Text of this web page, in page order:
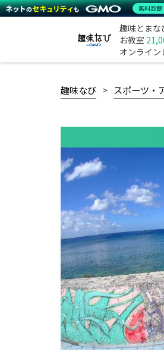
趣味とまな
お教室
オンライ
趣味なび スポーツ・
無料診断